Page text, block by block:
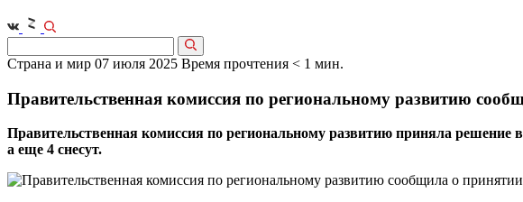
Страна и мир 07 июля 2025 Время прочтения < 1 мин.
Правительственная комиссия по региональному развитию
Правительственная комиссия по региональному развитию приняла решение
а еще 4 снесут.